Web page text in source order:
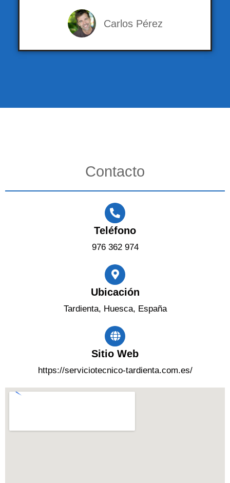
Carlos Pérez
Contacto
Teléfono
976 362 974
Ubicación
Tardienta, Huesca, España
Sitio Web
https://serviciotecnico-tardienta.com.es/